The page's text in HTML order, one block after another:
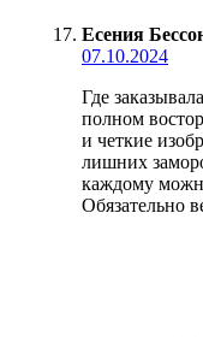
Есения
07.10.2024
Где
полном
и четкие
лишних
каждому
Обязательно